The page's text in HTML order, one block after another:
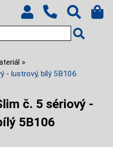
- lustrový, bílý 5B106
č. 5 sériový -
5B106